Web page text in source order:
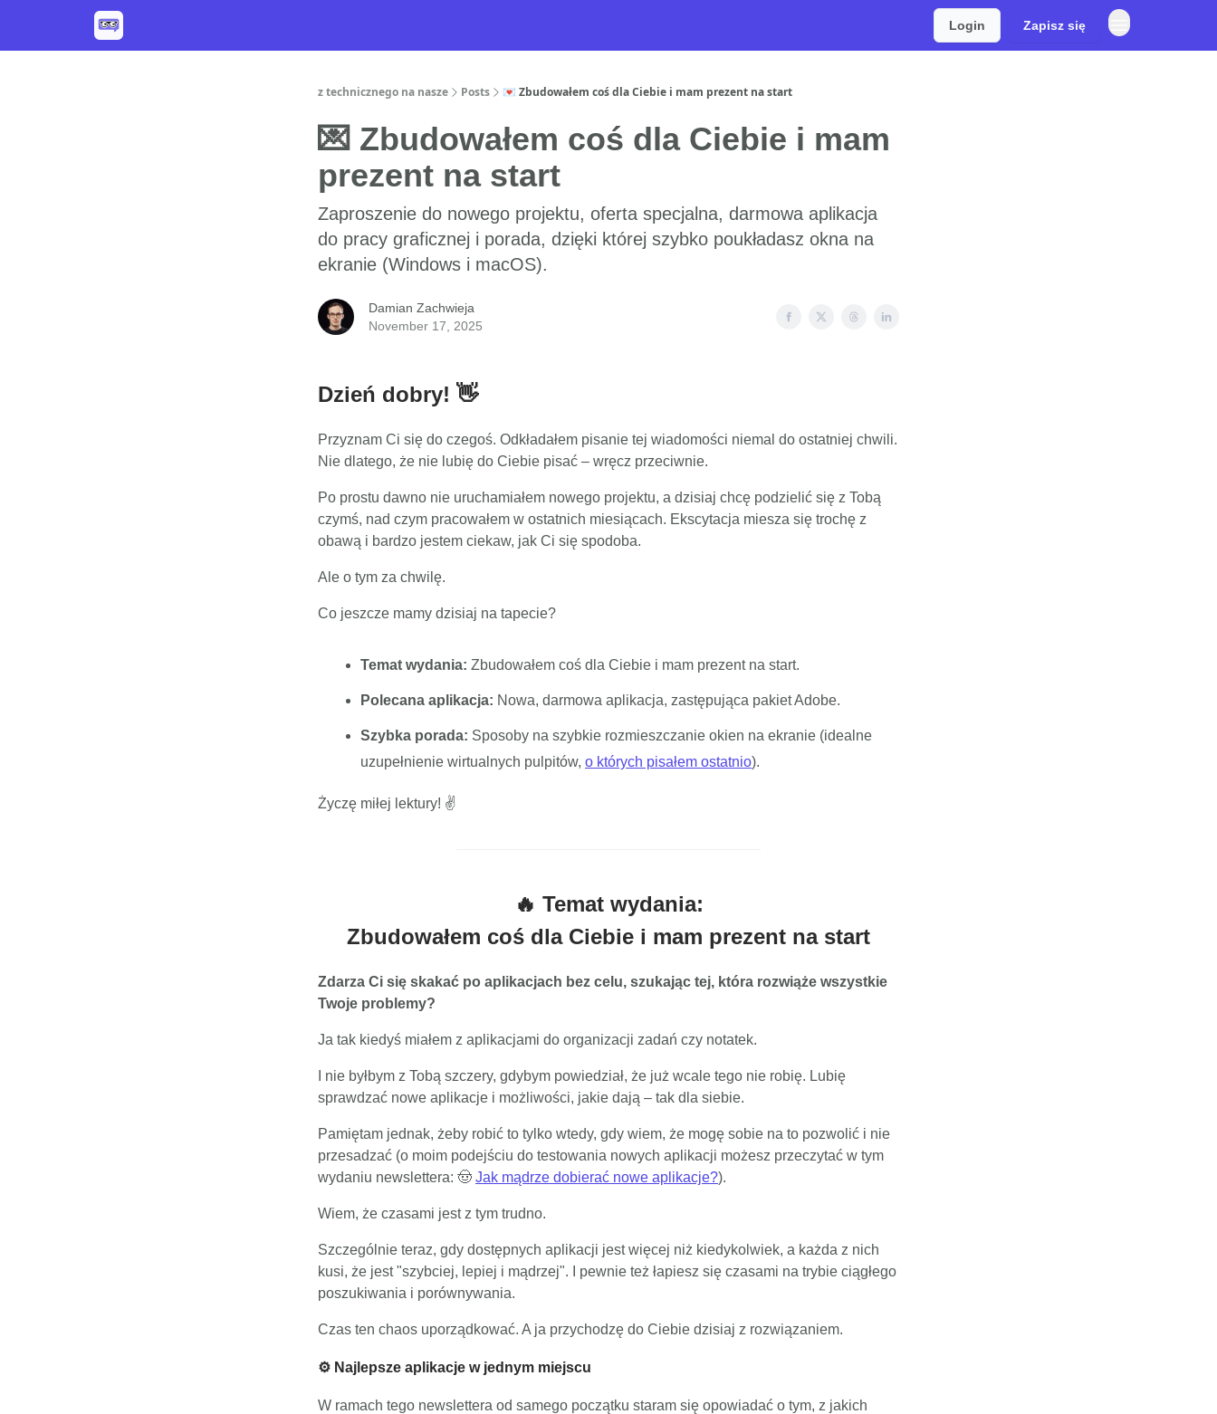
Login Zapisz się
z technicznego na nasze Posts 💌 Zbudowałem coś dla Ciebie i mam prezent na start
💌 Zbudowałem coś dla Ciebie i mam
prezent na start
Zaproszenie do nowego projektu, oferta specjalna, darmowa aplikacja
do pracy graficznej i porada, dzięki której szybko poukładasz okna na
ekranie (Windows i macOS).
Damian Zachwieja
November 17, 2025
Dzień dobry! 👋
Przyznam Ci się do czegoś. Odkładałem pisanie tej wiadomości niemal do ostatniej chwili.
Nie dlatego, że nie lubię do Ciebie pisać – wręcz przeciwnie.
Po prostu dawno nie uruchamiałem nowego projektu, a dzisiaj chcę podzielić się z Tobą
czymś, nad czym pracowałem w ostatnich miesiącach. Ekscytacja miesza się trochę z
obawą i bardzo jestem ciekaw, jak Ci się spodoba.
Ale o tym za chwilę.
Co jeszcze mamy dzisiaj na tapecie?
Temat wydania: Zbudowałem coś dla Ciebie i mam prezent na start.
Polecana aplikacja: Nowa, darmowa aplikacja, zastępująca pakiet Adobe.
Szybka porada: Sposoby na szybkie rozmieszczanie okien na ekranie (idealne
uzupełnienie wirtualnych pulpitów, o których pisałem ostatnio).
Życzę miłej lektury! ✌️
🔥 Temat wydania:
Zbudowałem coś dla Ciebie i mam prezent na start
Zdarza Ci się skakać po aplikacjach bez celu, szukając tej, która rozwiąże wszystkie
Twoje problemy?
Ja tak kiedyś miałem z aplikacjami do organizacji zadań czy notatek.
I nie byłbym z Tobą szczery, gdybym powiedział, że już wcale tego nie robię. Lubię
sprawdzać nowe aplikacje i możliwości, jakie dają – tak dla siebie.
Pamiętam jednak, żeby robić to tylko wtedy, gdy wiem, że mogę sobie na to pozwolić i nie
przesadzać (o moim podejściu do testowania nowych aplikacji możesz przeczytać w tym
wydaniu newslettera: 🤠 Jak mądrze dobierać nowe aplikacje?).
Wiem, że czasami jest z tym trudno.
Szczególnie teraz, gdy dostępnych aplikacji jest więcej niż kiedykolwiek, a każda z nich
kusi, że jest "szybciej, lepiej i mądrzej". I pewnie też łapiesz się czasami na trybie ciągłego
poszukiwania i porównywania.
Czas ten chaos uporządkować. A ja przychodzę do Ciebie dzisiaj z rozwiązaniem.
⚙️ Najlepsze aplikacje w jednym miejscu
W ramach tego newslettera od samego początku staram się opowiadać o tym, z jakich